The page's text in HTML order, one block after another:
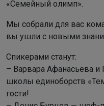
«Семейный олимп».
Мы собрали для вас
вы ушли с новыми
Спикерами станут:
– Варвара Афанасьева и
школы единоборств
гости!